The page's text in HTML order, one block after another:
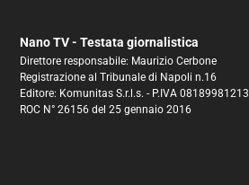
Nano TV - Testata giornalistica
Direttore responsabile: Maurizio Cerbone
Registrazione al Tribunale di Napoli n.16
Editore: Komunitas S.r.l.s. - P.IVA 08189981213
ROC N° 26156 del 25 gennaio 2016